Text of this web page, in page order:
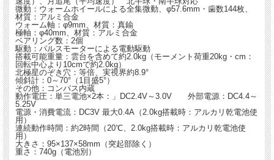
微動：ウォームホイールによる全集微動、φ57.6mm・歯数144枚、
材質：アルミ合金
ウォーム軸：φ9mm、材質：真鍮
極軸：φ40mm、材質：アルミ合金
ベアリング数：2個
駆動：パルスモーターによる電動駆動
搭載可能重量：雲台を含めて約2.0kg（モーメント荷重20kg・cm：
回転中心より10cmで約2.0kg）
北極星のぞき穴：等倍、実視界約8.9°
傾斜計：0～70°（1目盛5°）
その他：コンパス内蔵
動作電圧：単三電池×2本：」DC2.4V～3.0V 外部電源：DC4.4～
5.25V
電源・消費電流：DC3V 最大0.4A（2.0kg搭載時：アルカリ乾電池使
用）
連続動作時間：約2時間（20℃、2.0kg搭載時：アルカリ乾電池使
用）
大きさ：95×137×58mm（突起部除く）
重さ：740g（電池別）